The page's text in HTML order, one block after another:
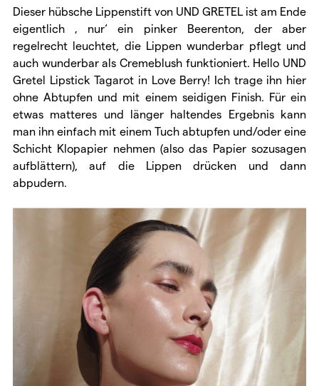
Dieser hübsche Lippenstift von UND GRETEL ist am Ende
eigentlich ‚ nur‘ ein pinker Beerenton, der aber
regelrecht leuchtet, die Lippen wunderbar pflegt und
auch wunderbar als Cremeblush funktioniert. Hello UND
Gretel Lipstick Tagarot in Love Berry! Ich trage ihn hier
ohne Abtupfen und mit einem seidigen Finish. Für ein
etwas matteres und länger haltendes Ergebnis kann
man ihn einfach mit einem Tuch abtupfen und/oder eine
Schicht Klopapier nehmen (also das Papier sozusagen
aufblättern), auf die Lippen drücken und dann
abpudern.